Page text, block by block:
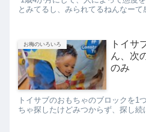
とみてるし、みられてるねんなーて
お梅のいろいろ
トイサ
ん、次
のみ
トイサブのおもちゃのブロックを1
ちゃ探したけどみつからず、探し続